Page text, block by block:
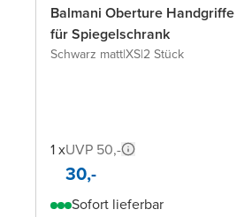
Balmani Oberture Handgriffe
für Spiegelschrank
Schwarz matt|XS|2 Stück
1 xUVP 50,-
30,-
Sofort lieferbar